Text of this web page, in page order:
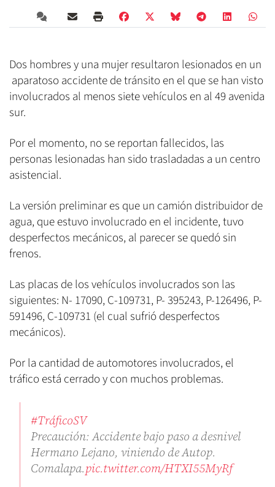
Dos hombres y una mujer resultaron lesionados en un
aparatoso accidente de tránsito en el que se han visto
involucrados al menos siete vehículos en al 49 avenida
sur.
Por el momento, no se reportan fallecidos, las
personas lesionadas han sido trasladadas a un centro
asistencial.
La versión preliminar es que un camión distribuidor de
agua, que estuvo involucrado en el incidente, tuvo
desperfectos mecánicos, al parecer se quedó sin
frenos.
Las placas de los vehículos involucrados son las
siguientes: N- 17090, C-109731, P- 395243, P-126496, P-
591496, C-109731 (el cual sufrió desperfectos
mecánicos).
Por la cantidad de automotores involucrados, el
tráfico está cerrado y con muchos problemas.
#TráficoSV
Precaución: Accidente bajo paso a desnivel
Hermano Lejano, viniendo de Autop.
Comalapa.pic.twitter.com/HTXI55MyRf